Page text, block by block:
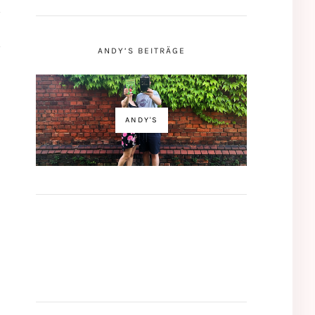
ANDY’S BEITRÄGE
ANDY'S